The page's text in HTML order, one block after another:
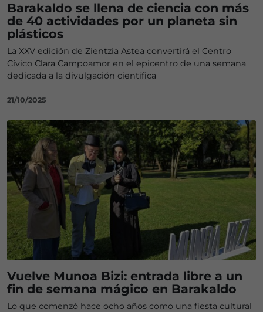
Barakaldo se llena de ciencia con más
de 40 actividades por un planeta sin
plásticos
La XXV edición de Zientzia Astea convertirá el Centro
Cívico Clara Campoamor en el epicentro de una semana
dedicada a la divulgación científica
21/10/2025
Vuelve Munoa Bizi: entrada libre a un
fin de semana mágico en Barakaldo
Lo que comenzó hace ocho años como una fiesta cultural